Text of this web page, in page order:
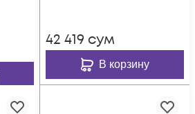
42 419 сум
В корзину